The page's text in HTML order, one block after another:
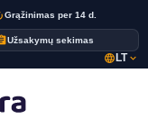
Grąžinimas per 14 d.
Užsakymų sekimas
language LTexpand_more